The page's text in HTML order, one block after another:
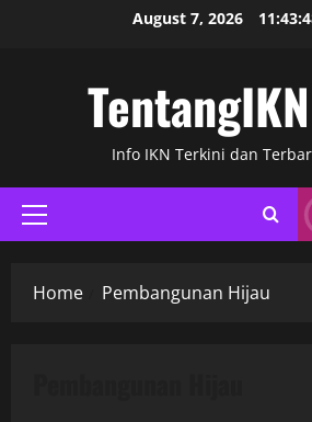
August 7, 2026
Info IKN Terkini dan
Primary
Menu
Home Pembangunan Hijau